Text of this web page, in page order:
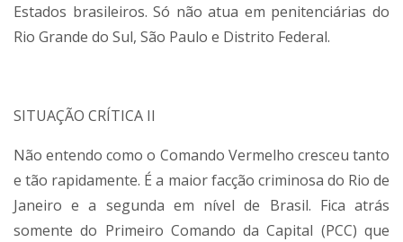
Estados brasileiros. Só não atua em penitenciárias do
Rio Grande do Sul, São Paulo e Distrito Federal.
SITUAÇÃO CRÍTICA II
Não entendo como o Comando Vermelho cresceu tanto
e tão rapidamente. É a maior facção criminosa do Rio de
Janeiro e a segunda em nível de Brasil. Fica atrás
somente do Primeiro Comando da Capital (PCC) que